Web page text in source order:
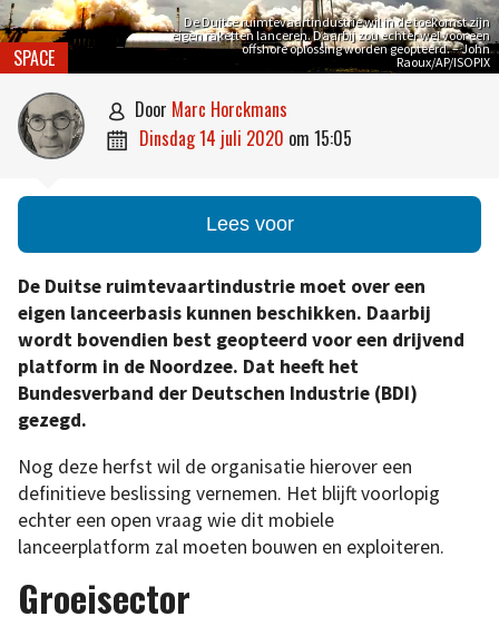
De Duitse ruimtevaartindustrie wil in de toekomst zijn
eigen raketten lanceren. Daarbij zou echter wel voor een
offshore oplossing worden geopteerd. – John
Raoux/AP/ISOPIX
SPACE
 door Marc Horckmans
 dinsdag 14 juli 2020 om 15:05
Lees voor
De Duitse ruimtevaartindustrie moet over een
eigen lanceerbasis kunnen beschikken. Daarbij
wordt bovendien best geopteerd voor een drijvend
platform in de Noordzee. Dat heeft het
Bundesverband der Deutschen Industrie (BDI)
gezegd.
Nog deze herfst wil de organisatie hierover een
definitieve beslissing vernemen. Het blijft voorlopig
echter een open vraag wie dit mobiele
lanceerplatform zal moeten bouwen en exploiteren.
Groeisector